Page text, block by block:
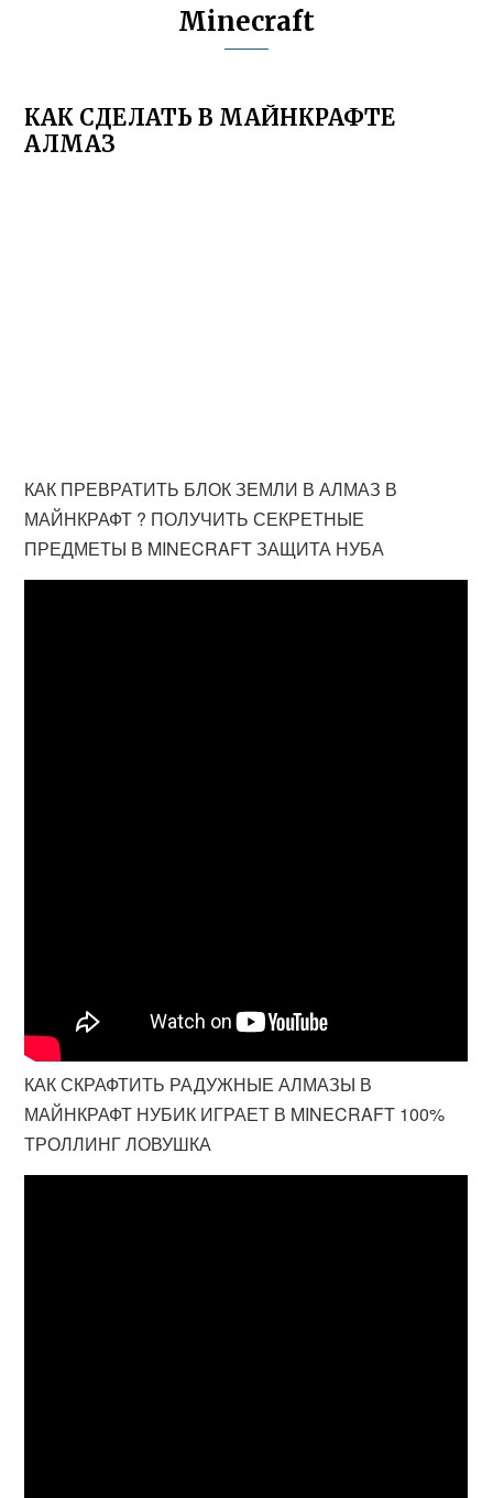
Minecraft
КАК СДЕЛАТЬ В МАЙНКРАФТЕ
АЛМАЗ
КАК ПРЕВРАТИТЬ БЛОК ЗЕМЛИ В АЛМАЗ В
МАЙНКРАФТ ? ПОЛУЧИТЬ СЕКРЕТНЫЕ
ПРЕДМЕТЫ В MINECRAFT ЗАЩИТА НУБА
КАК СКРАФТИТЬ РАДУЖНЫЕ АЛМАЗЫ В
МАЙНКРАФТ НУБИК ИГРАЕТ В MINECRAFT 100%
ТРОЛЛИНГ ЛОВУШКА